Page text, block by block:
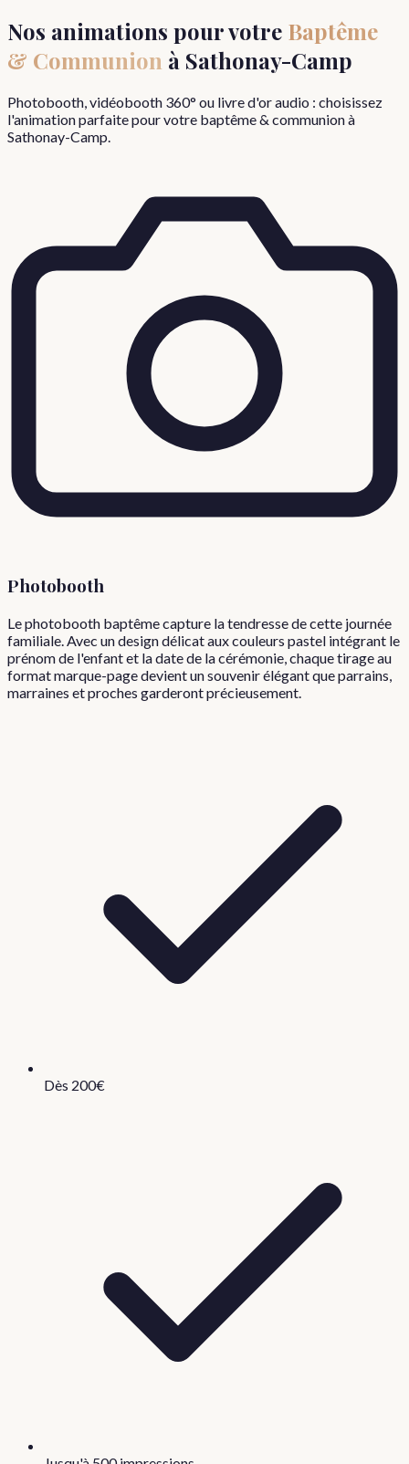
Nos animations pour votre Baptême
& Communion à Sathonay-Camp
Photobooth, vidéobooth 360° ou livre d'or audio : choisissez
l'animation parfaite pour votre baptême & communionà
Sathonay-Camp.
Photobooth
Le photobooth baptême capture la tendresse de cette journée
familiale. Avec un design délicat aux couleurs pastel intégrant le
prénom de l'enfant et la date de la cérémonie, chaque tirage au
format marque-page devient un souvenir élégant que parrains,
marraines et proches garderont précieusement.
Dès 200€